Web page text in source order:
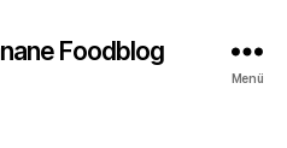
Foodblog
Menü